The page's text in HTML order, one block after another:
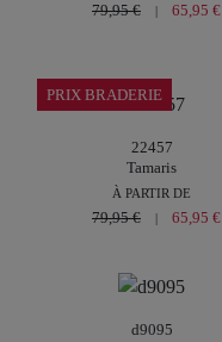
79,95 €
65,95 €
PRIX BRADERIE
22457
Tamaris
À PARTIR DE
79,95 € | 65,95 €
d9095